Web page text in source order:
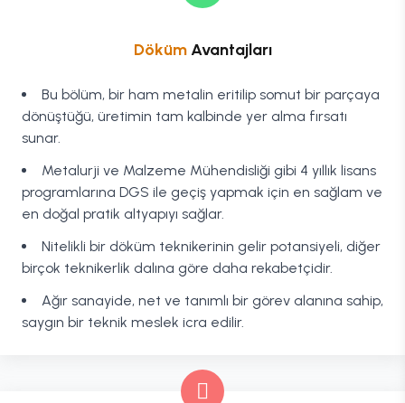
DökümAvantajları
Bu bölüm, bir ham metalin eritilip somut bir parçaya
dönüştüğü, üretimin tam kalbinde yer alma fırsatı
sunar.
Metalurji ve Malzeme Mühendisliği gibi 4 yıllık lisans
programlarına DGS ile geçiş yapmak için en sağlam ve
en doğal pratik altyapıyı sağlar.
Nitelikli bir döküm teknikerinin gelir potansiyeli, diğer
birçok teknikerlik dalına göre daha rekabetçidir.
Ağır sanayide, net ve tanımlı bir görev alanına sahip,
saygın bir teknik meslek icra edilir.